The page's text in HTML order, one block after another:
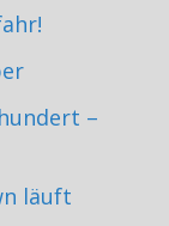
–
läuft